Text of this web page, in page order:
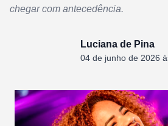
chegar com antecedência.
Luciana de Pina
04 de junho de 2026